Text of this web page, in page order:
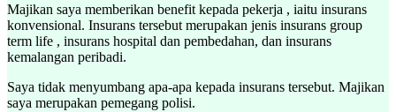
Majikan saya memberikan benefit kepada pekerja , iaitu insurans
konvensional. Insurans tersebut merupakan jenis insurans group
term life , insurans hospital dan pembedahan, dan insurans
kemalangan peribadi.
Saya tidak menyumbang apa-apa kepada insurans tersebut. Majikan
saya merupakan pemegang polisi.